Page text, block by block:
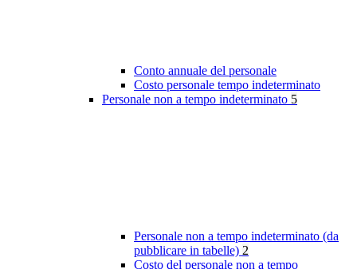
Conto annuale del personale
Costo personale tempo indeterminato
Personale non a tempo indeterminato 5
Personale non a tempo indeterminato (da
pubblicare in tabelle) 2
Costo del personale non a tempo